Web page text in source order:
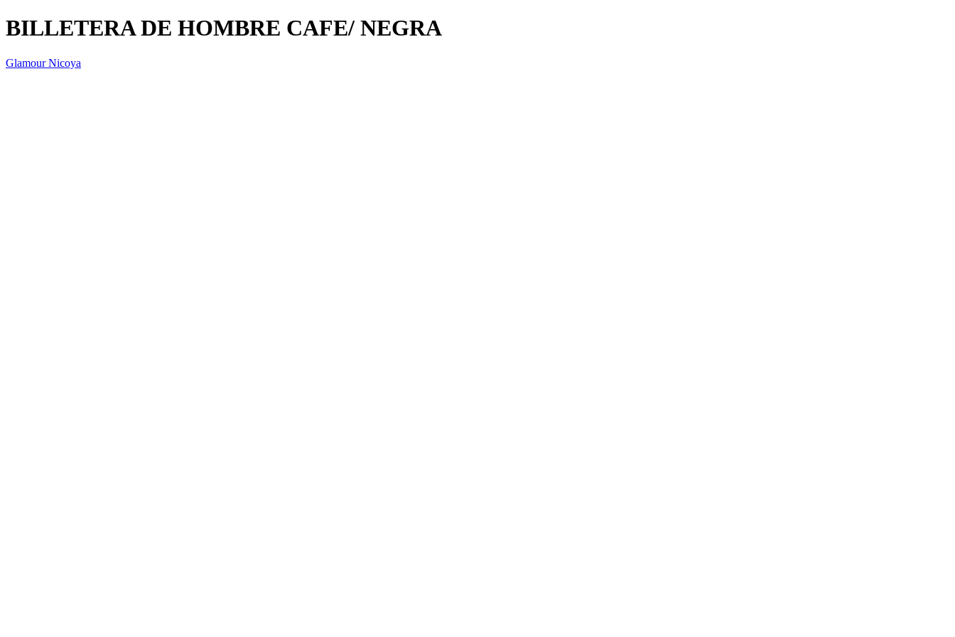
BILLETERA DE HOMBRE CAFE/ NEGRA
Glamour Nicoya